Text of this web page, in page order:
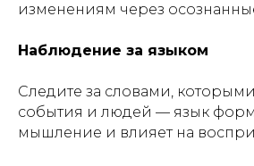
изменениям через
Наблюдение за языком
Следите за словами,
события и людей — язык
мышление и влияет на